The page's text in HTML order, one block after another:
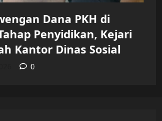
Dana PKH di
Penyidikan, Kejari
Kantor Dinas Sosial
0